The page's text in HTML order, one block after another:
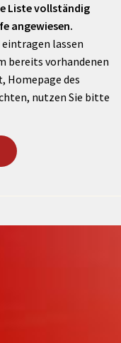
Liste vollständig
angewiesen.
eintragen lassen
bereits vorhandenen
Homepage des
nutzen Sie bitte